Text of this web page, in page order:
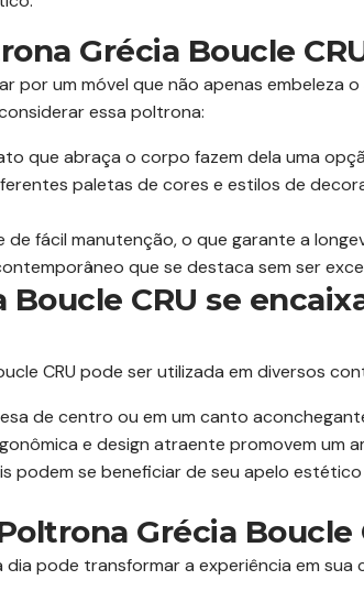
Grécia Boucle
por um móvel que não apenas embeleza
essa poltrona:
que abraça o corpo fazem dela uma
paletas de cores e estilos de
fácil manutenção, o que garante a
que se destaca sem ser
CRU se
CRU pode ser utilizada em diversos
de centro ou em um canto
e design atraente promovem um
podem se beneficiar de seu apelo
Grécia Boucle
dia pode transformar a experiência em